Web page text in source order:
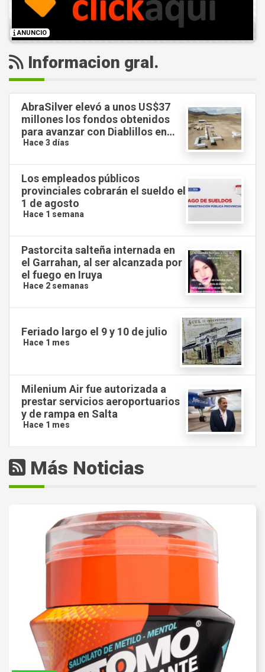
ANUNCIO
Informacion gral.
AbraSilver elevó a unos US$37
millones los fondos obtenidos
para avanzar con Diablillos en
Salta
Hace 3 días
Los empleados públicos
provinciales cobrarán el sueldo el
1 de agosto
Hace 1 semana
Pastorcita salteña internada en
el Garrahan, al ser alcanzada por
el fuego en Iruya
Hace 2 semanas
Feriado largo el 9 y 10 de julio
Hace 1 mes
Milenium Air fue autorizada a
prestar servicios aeroportuarios
y de rampa en Salta
Hace 1 mes
Más Noticias